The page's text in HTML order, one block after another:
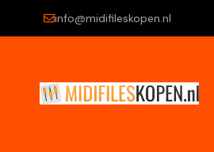
info@midifileskopen.nl